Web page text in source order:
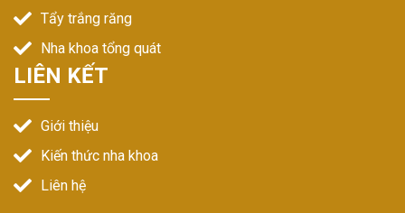
Tẩy trắng răng
Nha khoa tổng quát
LIÊN KẾT
Giới thiệu
Kiến thức nha khoa
Liên hệ